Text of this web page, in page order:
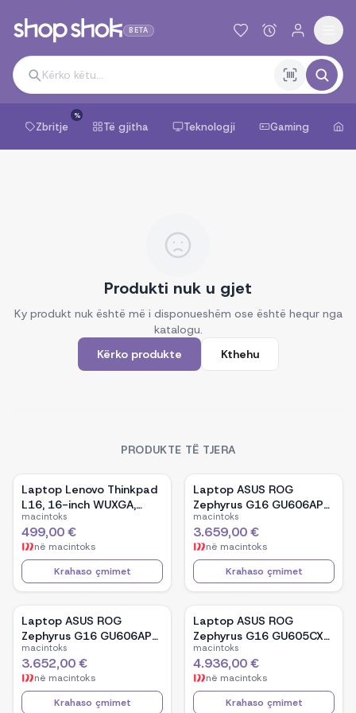
BETA
Zbritje
%
Të gjitha Teknologji Gaming
Produkti nuk u gjet
Ky produkt nuk është më i disponueshëm ose është hequr nga
katalogu.
Kërko produkte
Kthehu
PRODUKTE TË TJERA
Laptop Lenovo Thinkpad
L16, 16-inch WUXGA,
AMD Ryzen 5 Pro-7535U,
16GB Ram DDR5, 512GB
SSD - Black
macintoks
499,00 €
në macintoks
Krahaso çmimet
Laptop ASUS ROG
Zephyrus G16 GU606AP-
TB039W, 16-inch OLED,
Intel Core Ultra 9 386H,
NVIDIA GeForce RTX
5070, 32GB RAM, 1TB
SSD, Windows 11 - White
macintoks
3.659,00 €
në macintoks
Krahaso çmimet
Laptop ASUS ROG
Zephyrus G16 GU606AP-
TB041W, 16-inch OLED,
Intel Core Ultra 9 386H,
NVIDIA GeForce RTX
5070, 32GB RAM, 1TB
macintoks
3.652,00 €
në macintoks
Krahaso çmimet
Laptop ASUS ROG
Zephyrus G16 GU605CX-
QR106W, 16-inch WQXGA
OLED, Intel Core Ultra 9
285H, NVIDIA GeForce
RTX 5090, 32GB RAM,
macintoks
4.936,00 €
në macintoks
Krahaso çmimet